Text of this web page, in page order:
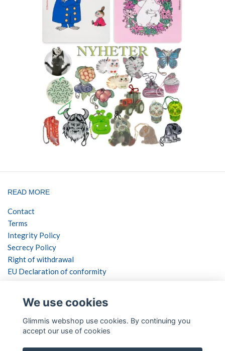
READ MORE
Contact
Terms
Integrity Policy
Secrecy Policy
Right of withdrawal
EU Declaration of conformity
SOCIAL NETWORKS
We use cookies
Glimmis webshop use cookies. By continuing you
accept our use of cookies